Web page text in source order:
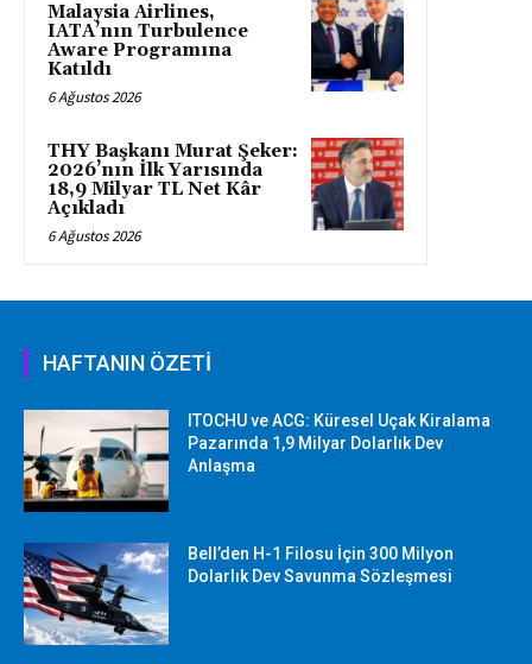
Malaysia Airlines,
IATA’nın Turbulence
Aware Programına
Katıldı
6 Ağustos 2026
THY Başkanı Murat Şeker:
2026’nın İlk Yarısında
18,9 Milyar TL Net Kâr
Açıkladı
6 Ağustos 2026
HAFTANIN ÖZETİ
ITOCHU ve ACG: Küresel Uçak Kiralama
Pazarında 1,9 Milyar Dolarlık Dev
Anlaşma
Bell’den H-1 Filosu İçin 300 Milyon
Dolarlık Dev Savunma Sözleşmesi